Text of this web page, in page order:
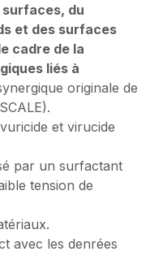
du
et des surfaces
cadre de la
liés à
originale de
et virucide
par un surfactant
tension de
avec les denrées